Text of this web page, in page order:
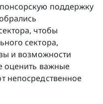
поддержку
чтобы
сектора,
и возможности
оценить важные
непосредственное